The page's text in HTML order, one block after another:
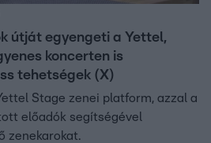
útját egyengeti a Yettel,
koncerten is
tehetségek (X)
Stage zenei platform, azzal a
előadók segítségével
zenekarokat.